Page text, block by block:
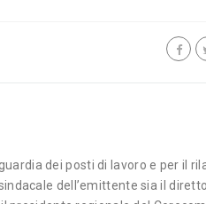
dei posti di lavoro e per il
dell’emittente sia il